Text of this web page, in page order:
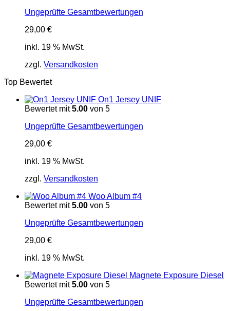
Ungeprüfte Gesamtbewertungen
29,00 €
inkl. 19 % MwSt.
zzgl. Versandkosten
Top Bewertet
On1 Jersey UNIF
Bewertet mit5.00 von 5
Ungeprüfte Gesamtbewertungen
29,00 €
inkl. 19 % MwSt.
zzgl. Versandkosten
Woo Album #4
Bewertet mit5.00 von 5
Ungeprüfte Gesamtbewertungen
29,00 €
inkl. 19 % MwSt.
Magnete Exposure Diesel
Bewertet mit5.00 von 5
Ungeprüfte Gesamtbewertungen